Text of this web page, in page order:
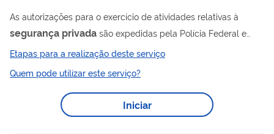
As autorizações para o exercício de atividades relativas à
segurança privada são expedidas pela Polícia Federal e
devem ser requeridas pelas empresas prestadoras de serviços
segurançaprivada(segurança
empresas autorizadas podem desenvolver suas atividades,
seja na prestação de serviços especializados a terceiros
Etapas para a realização deste serviço
Quem pode utilizar este serviço?
Iniciar